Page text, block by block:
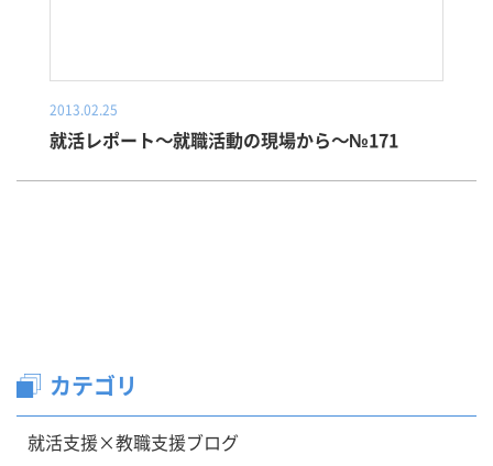
2013.02.25
就活レポート～就職活動の現場から～№171
カテゴリ
就活支援×教職支援ブログ